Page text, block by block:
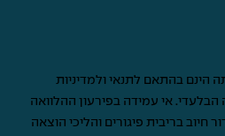
הינם בהתאם לתנאי ולמדיניות
אי עמידה בפירעון ההלוואה
חיוב בריבית פיגורים והליכי הוצאה